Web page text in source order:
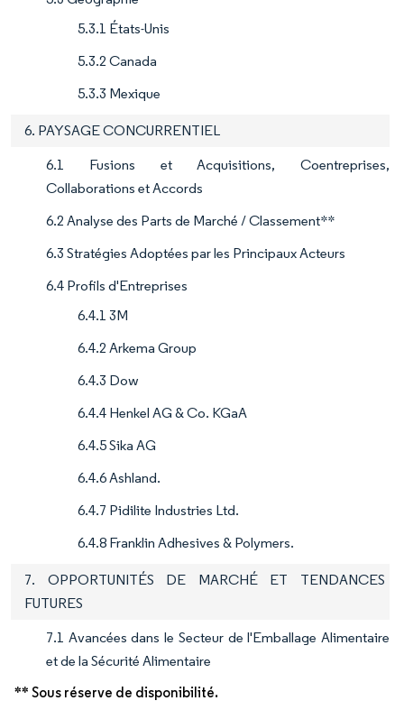
5.3.1 États-Unis
5.3.2 Canada
5.3.3 Mexique
6. PAYSAGE CONCURRENTIEL
6.1 Fusions et Acquisitions, Coentreprises,
Collaborations et Accords
6.2 Analyse des Parts de Marché / Classement**
6.3 Stratégies Adoptées par les Principaux Acteurs
6.4 Profils d'Entreprises
6.4.1 3M
6.4.2 Arkema Group
6.4.3 Dow
6.4.4 Henkel AG & Co. KGaA
6.4.5 Sika AG
6.4.6 Ashland.
6.4.7 Pidilite Industries Ltd.
6.4.8 Franklin Adhesives & Polymers.
7. OPPORTUNITÉS DE MARCHÉ ET TENDANCES
FUTURES
7.1 Avancées dans le Secteur de l'Emballage Alimentaire
et de la Sécurité Alimentaire
** Sous réserve de disponibilité.